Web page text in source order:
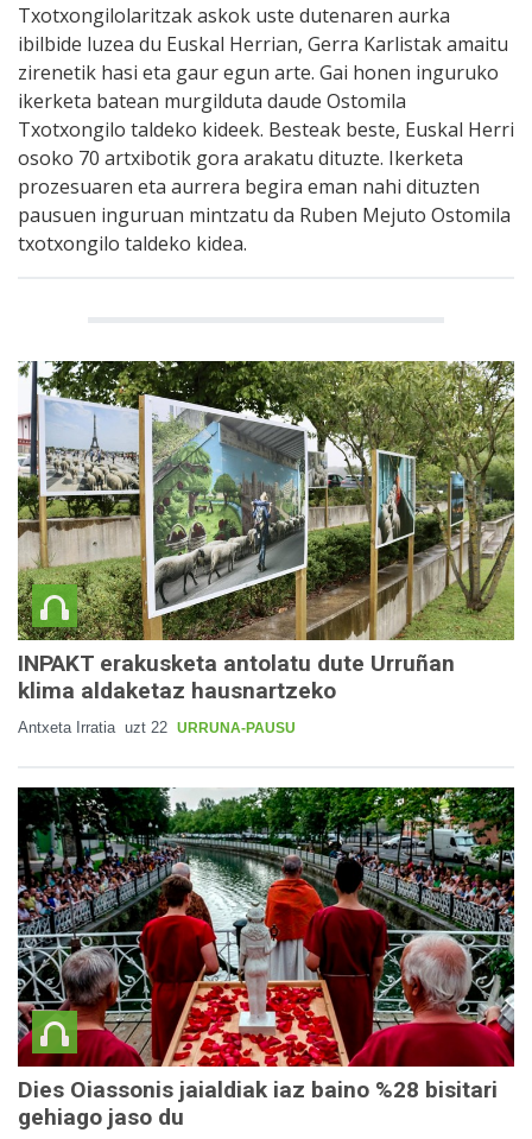
Txotxongilolaritzak askok uste dutenaren aurka
ibilbide luzea du Euskal Herrian, Gerra Karlistak amaitu
zirenetik hasi eta gaur egun arte. Gai honen inguruko
ikerketa batean murgilduta daude Ostomila
Txotxongilo taldeko kideek. Besteak beste, Euskal Herri
osoko 70 artxibotik gora arakatu dituzte. Ikerketa
prozesuaren eta aurrera begira eman nahi dituzten
pausuen inguruan mintzatu da Ruben Mejuto Ostomila
txotxongilo taldeko kidea.
INPAKT erakusketa antolatu dute Urruñan
klima aldaketaz hausnartzeko
Antxeta Irratia uzt 22 URRUNA-PAUSU
Dies Oiassonis jaialdiak iaz baino %28 bisitari
gehiago jaso du